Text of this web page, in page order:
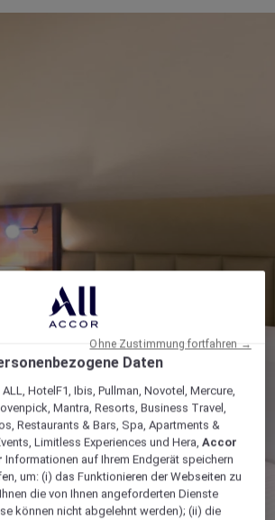
Daten
HotelF1, Ibis, Pullman, Novotel, Mercure,
Mantra, Resorts, Business Travel,
Restaurants & Bars, Spa, Apartments &
Limitless Experiences und Hera,Accor
Informationen auf Ihrem Endgerät speichern
um: (i) das Funktionieren der Webseiten zu
die von Ihnen angeforderten Dienste
können nicht abgelehnt werden); (ii) die
Ohne Zustimmung fortfahren →